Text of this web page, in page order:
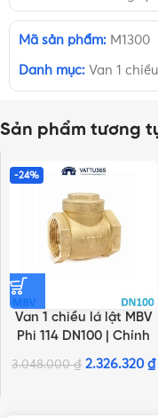
Mã sản phẩm: M1300
Danh mục: Van 1
Sản phẩm tương
-24%
Van 1 chiều lá lật MBV
Phi 114 DN100 | Chính
hãng Minh Hòa
3.048.000₫ 2.326.320₫
NHẤN ĐỂ XEM